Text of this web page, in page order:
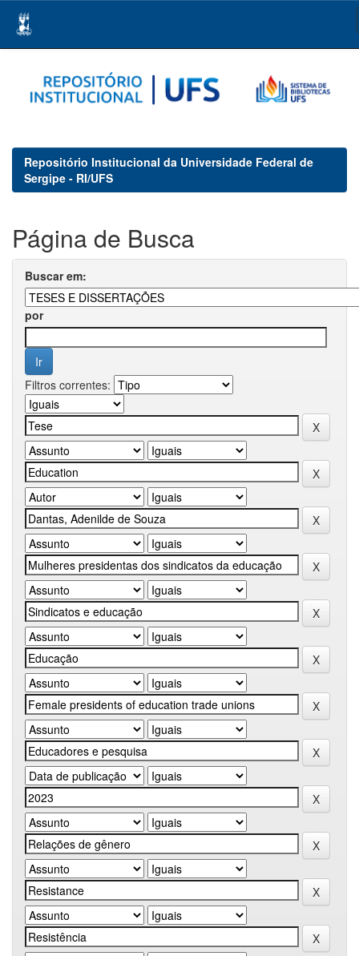
navigation
Repositório Institucional da Universidade Federal de
Sergipe - RI/UFS
Página de Busca
Buscar em:
por
Filtros correntes: